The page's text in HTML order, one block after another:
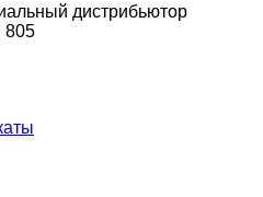
дистрибьютор